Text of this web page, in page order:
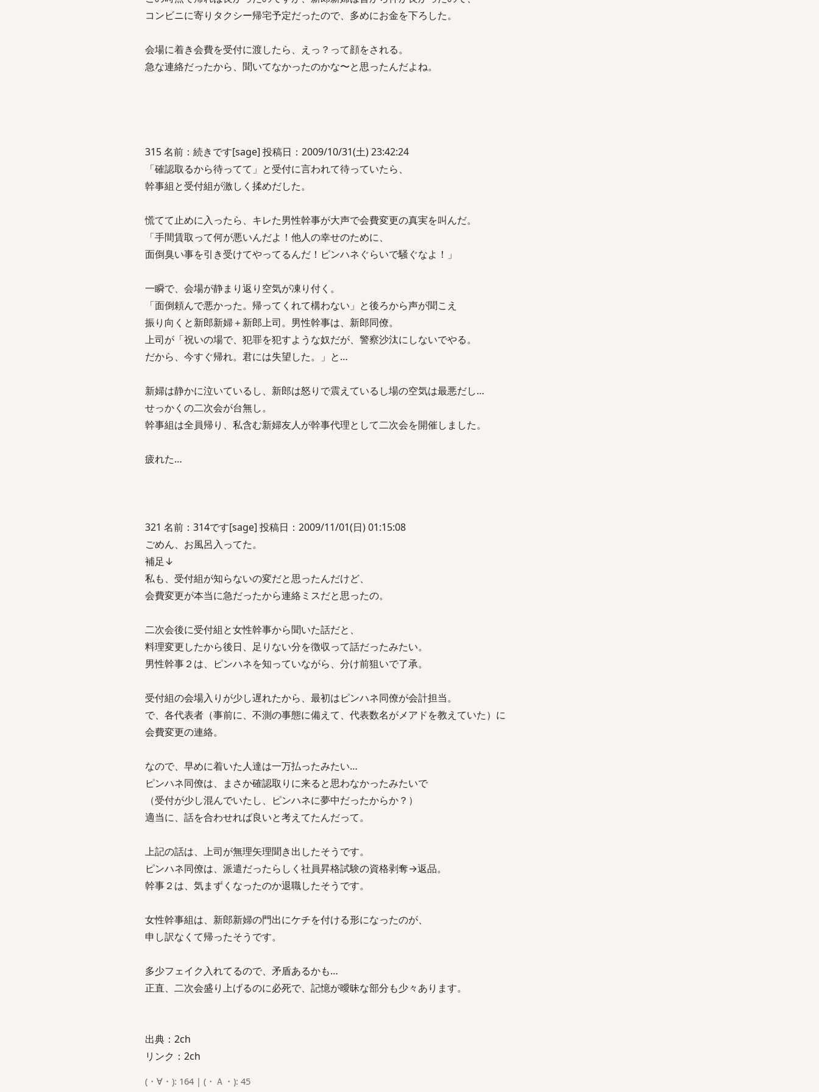
コンビニに寄りタクシー帰宅予定だったので、多めにお金を下ろした。
会場に着き会費を受付に渡したら、えっ？って顔をされる。
急な連絡だったから、聞いてなかったのかな〜と思ったんだよね。
315 名前：続きです[sage] 投稿日：2009/10/31(土) 23:42:24
「確認取るから待ってて」と受付に言われて待っていたら、
幹事組と受付組が激しく揉めだした。
慌てて止めに入ったら、キレた男性幹事が大声で会費変更の真実を叫んだ。
「手間賃取って何が悪いんだよ！他人の幸せのために、
面倒臭い事を引き受けてやってるんだ！ピンハネぐらいで騒ぐなよ！」
一瞬で、会場が静まり返り空気が凍り付く。
「面倒頼んで悪かった。帰ってくれて構わない」と後ろから声が聞こえ
振り向くと新郎新婦＋新郎上司。男性幹事は、新郎同僚。
上司が「祝いの場で、犯罪を犯すような奴だが、警察沙汰にしないでやる。
だから、今すぐ帰れ。君には失望した。」と…
新婦は静かに泣いているし、新郎は怒りで震えているし場の空気は最悪だし…
せっかくの二次会が台無し。
幹事組は全員帰り、私含む新婦友人が幹事代理として二次会を開催しました。
疲れた…
321 名前：314です[sage] 投稿日：2009/11/01(日) 01:15:08
ごめん、お風呂入ってた。
補足↓
私も、受付組が知らないの変だと思ったんだけど、
会費変更が本当に急だったから連絡ミスだと思ったの。
二次会後に受付組と女性幹事から聞いた話だと、
料理変更したから後日、足りない分を徴収って話だったみたい。
男性幹事２は、ピンハネを知っていながら、分け前狙いで了承。
受付組の会場入りが少し遅れたから、最初はピンハネ同僚が会計担当。
で、各代表者（事前に、不測の事態に備えて、代表数名がメアドを教えていた）に
会費変更の連絡。
なので、早めに着いた人達は一万払ったみたい…
ピンハネ同僚は、まさか確認取りに来ると思わなかったみたいで
（受付が少し混んでいたし、ピンハネに夢中だったからか？）
適当に、話を合わせれば良いと考えてたんだって。
上記の話は、上司が無理矢理聞き出したそうです。
ピンハネ同僚は、派遣だったらしく社員昇格試験の資格剥奪→返品。
幹事２は、気まずくなったのか退職したそうです。
女性幹事組は、新郎新婦の門出にケチを付ける形になったのが、
申し訳なくて帰ったそうです。
多少フェイク入れてるので、矛盾あるかも…
正直、二次会盛り上げるのに必死で、記憶が曖昧な部分も少々あります。
出典：2ch
リンク：2ch
(・∀・): 164 | (・Ａ・): 45